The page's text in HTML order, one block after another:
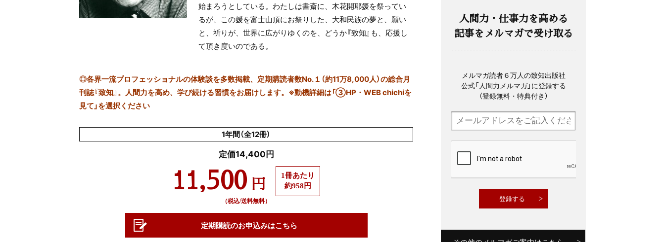
始まろうとしている。わたしは書斎に、木花開耶媛を祭ってい
るが、この媛を富士山頂にお祭りした、大和民族の夢と、願い
と、祈りが、世界に広がりゆくのを、どうか『致知』も、応援し
て頂き度いのである。
◎各界一流プロフェッショナルの体験談を多数掲載、定期購読者数No.１（約11万8,000人）の総合月
刊誌『致知』。人間力を高め、学び続ける習慣をお届けします。※動機詳細は「③HP・WEB chichiを
見て」を選択ください
1年間（全12冊）
定価14,400円
11,500 円
1冊あたり
約958円
（税込/送料無料）
定期購読のお申込みはこちら
人間力・仕事力を高める
記事をメルマガで受け取る
メルマガ読者６万人の致知出版社
公式「人間力メルマガ」に登録する
（登録無料・特典付き）